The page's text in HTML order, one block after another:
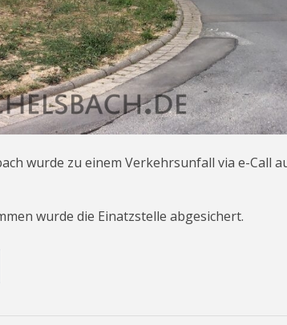
wurde zu einem Verkehrsunfall via e-Call
wurde die Einatzstelle abgesichert.